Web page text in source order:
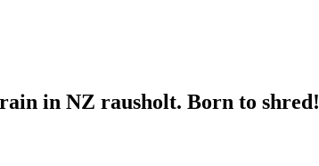
in NZ rausholt. Born to shred!